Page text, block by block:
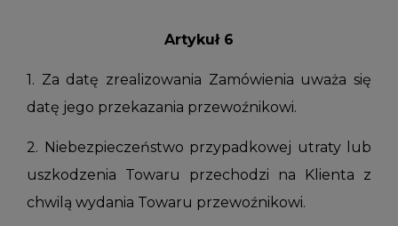
Artykuł 6
1. Za datę zrealizowania Zamówienia uważa się
datę jego przekazania przewoźnikowi.
2. Niebezpieczeństwo przypadkowej utraty lub
uszkodzenia Towaru przechodzi na Klienta z
chwilą wydania Towaru przewoźnikowi.